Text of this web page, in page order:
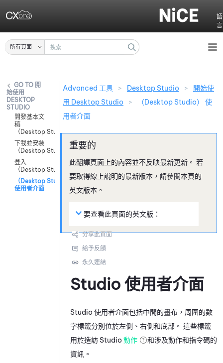
所有頁面
語
言
開
始使用
DESKTOP
STUDIO
開發基本文
稿
（Desktop Studio）
下載並安裝
（Desktop Studio）
登入
（Desktop Studio）
（Desktop Studio）
使用者介面
Advanced 工具 > Desktop Studio >
開始使
用 Desktop Studio
>
（Desktop Studio） 使
用者介面
此翻譯頁面上的內容並不反映最新更新。 若
要取得線上說明的最新版本，請參閱本頁的
英文版本。
要查看此頁面的英文版：
Studio 使用者介面
Studio 使用者介面包括中間的畫布，周圍的數
字標籤分別位於左側、右側和底部。 這些標籤
用於造訪 Studio 動作
和涉及動作和指令碼的
資訊。